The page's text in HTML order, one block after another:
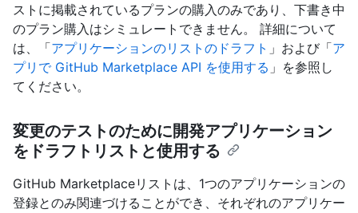
ストに掲載されているプランの購入のみであり、下書き中
のプラン購入はシミュレートできません。 詳細について
は、「アプリケーションのリストのドラフト 」および「ア
プリで GitHub Marketplace API を使用する 」を参照し
てください。
変更のテストのために開発アプリケーション
をドラフトリストと使用する
GitHub Marketplaceリストは、1つのアプリケーションの
登録とのみ関連づけることができ、それぞれのアプリケー